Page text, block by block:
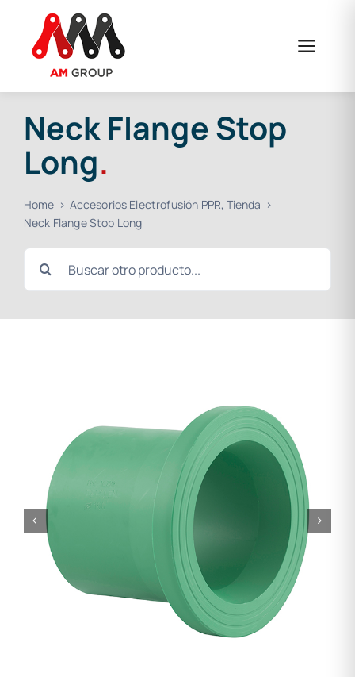
content
Neck Flange Stop
Long.
Home Accesorios Electrofusión PPR Tienda
Neck Flange Stop Long
Search
for: